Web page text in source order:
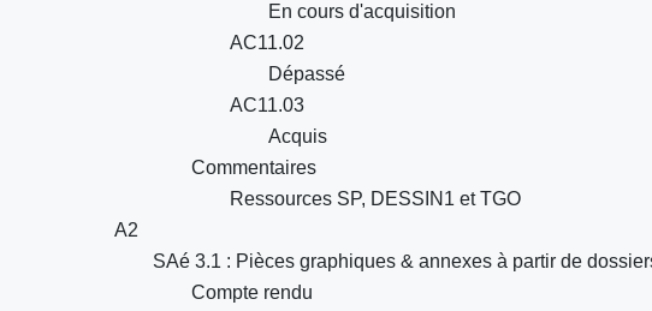
En cours d'acquisition
AC11.02
Dépassé
AC11.03
Acquis
Commentaires
Ressources SP, DESSIN1 et TGO
A2
SAé 3.1 : Pièces graphiques & annexes à partir de
Compte rendu